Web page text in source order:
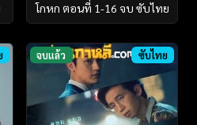
โกหก ตอนที่ 1-16 จบ ซับไทย
จบแล้ว ซับไทย